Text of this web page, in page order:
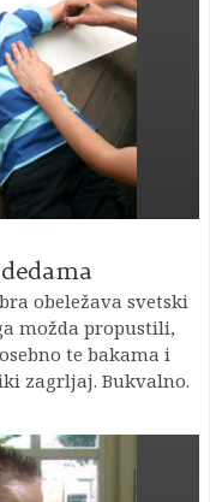
obeležava svetski
možda propustili,
te bakama i
zagrljaj. Bukvalno.